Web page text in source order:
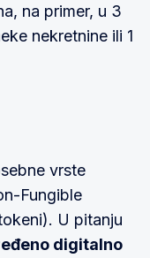
na primer, u 3
nekretnine ili 1
vrste
Fungible
U pitanju
digitalno